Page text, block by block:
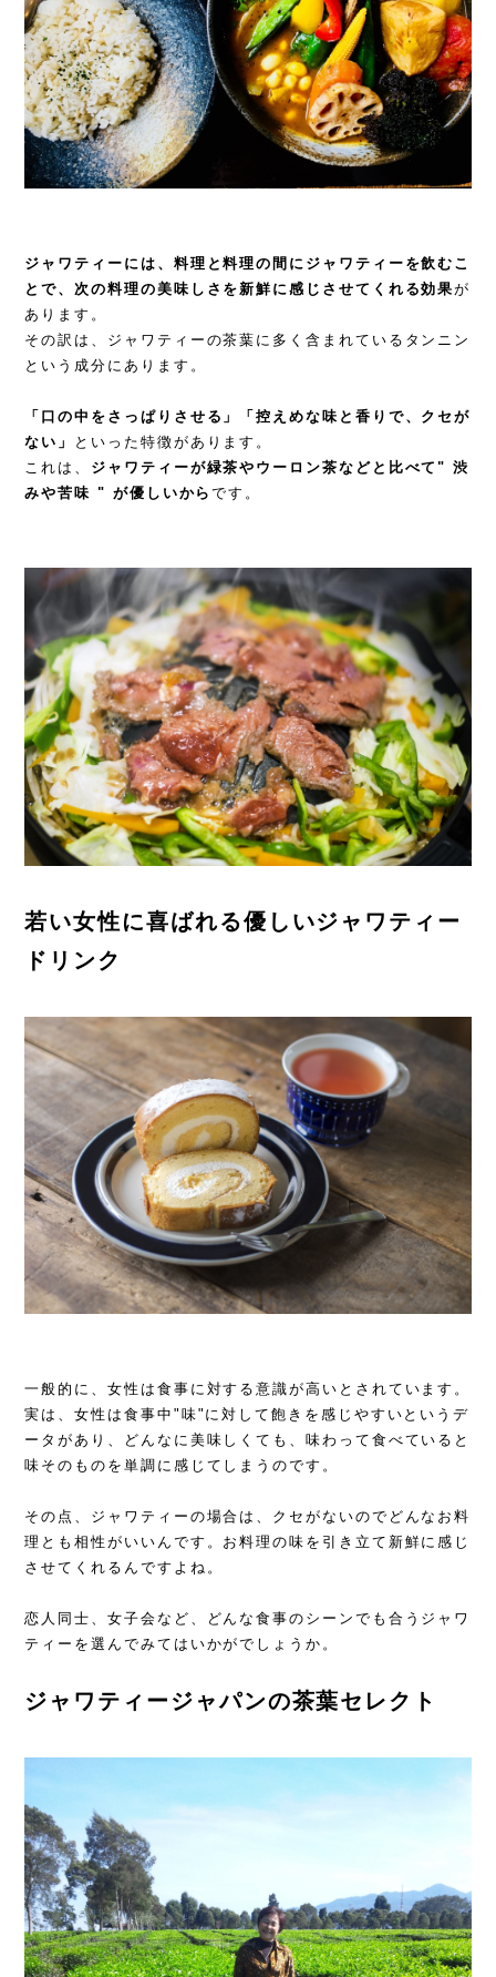
ジャワティーには、料理と料理の間にジャワティーを飲むこ
とで、次の料理の美味しさを新鮮に感じさせてくれる効果が
あります。
その訳は、ジャワティーの茶葉に多く含まれているタンニン
という成分にあります。
「口の中をさっぱりさせる」「控えめな味と香りで、クセが
ない」
といった特徴があります。
これは、 ジャワティーが緑茶やウーロン茶などと比べて" 渋
みや苦味 " が優しいからです。
若い女性に喜ばれる優しいジャワティー
ドリンク
一般的に、女性は食事に対する意識が高いとされています。
実は、女性は食事中"味"に対して飽きを感じやすいというデ
ータがあり、どんなに美味しくても、味わって食べていると
味そのものを単調に感じてしまうのです。
その点、ジャワティーの場合は、クセがないのでどんなお料
理とも相性がいいんです。お料理の味を引き立て新鮮に感じ
させてくれるんですよね。
恋人同士、女子会など、どんな食事のシーンでも合うジャワ
ティーを選んでみてはいかがでしょうか。
ジャワティージャパンの茶葉セレクト